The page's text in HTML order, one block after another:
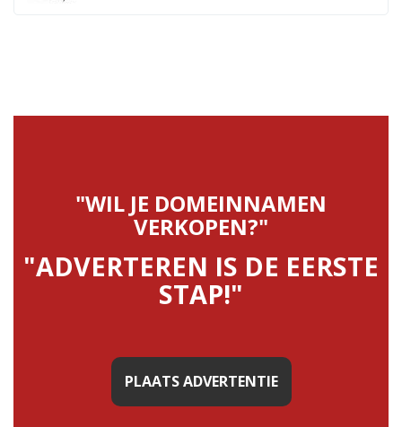
"WIL JE DOMEINNAMEN
VERKOPEN?"
"ADVERTEREN IS DE EERSTE
STAP!"
PLAATS ADVERTENTIE